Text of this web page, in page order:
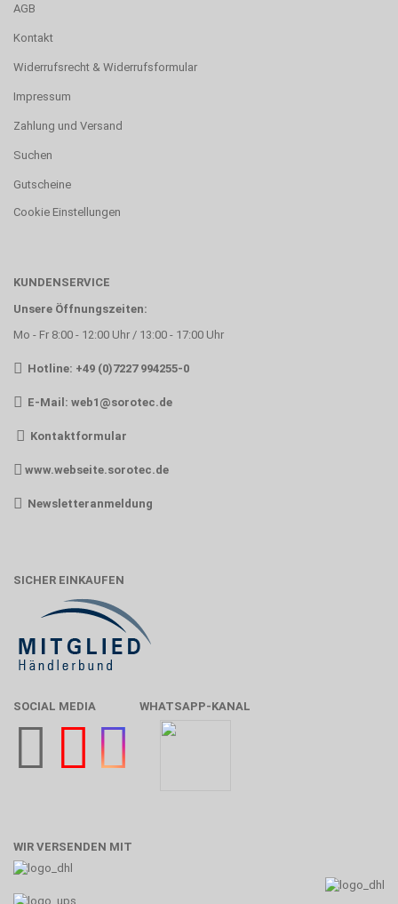
AGB
Kontakt
Widerrufsrecht & Widerrufsformular
Impressum
Zahlung und Versand
Suchen
Gutscheine
Cookie Einstellungen
KUNDENSERVICE
Unsere Öffnungszeiten:
Mo - Fr 8:00 - 12:00 Uhr / 13:00 - 17:00 Uhr
Hotline: +49 (0)7227 994255-0
E-Mail: web1@sorotec.de
Kontaktformular
www.webseite.sorotec.de
Newsletteranmeldung
SICHER EINKAUFEN
SOCIAL MEDIA WHATSAPP-KANAL
WIR VERSENDEN MIT